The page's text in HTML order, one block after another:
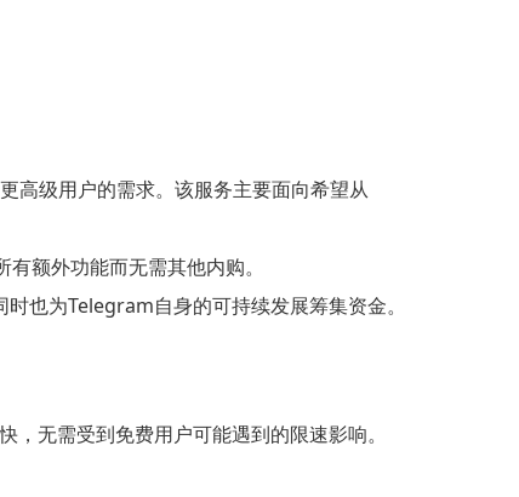
高级用户的需求。该服务主要面向希望从
额外功能而无需其他内购。
也为Telegram自身的可持续发展筹集资金。
无需受到免费用户可能遇到的限速影响。